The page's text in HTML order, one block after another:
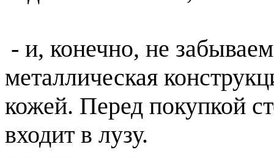
- и, конечно, не
металлическая
кожей. Перед покупкой
входит в лузу.